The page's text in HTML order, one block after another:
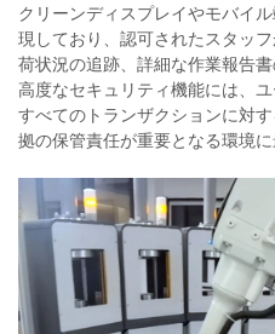
クリーンディスプレイやモバイ
現しており、認可されたスタッ
荷状況の追跡、詳細な作業報告
高度なセキュリティ機能には、
すべてのトランザクションに対
拠の保管責任が重要となる環境に